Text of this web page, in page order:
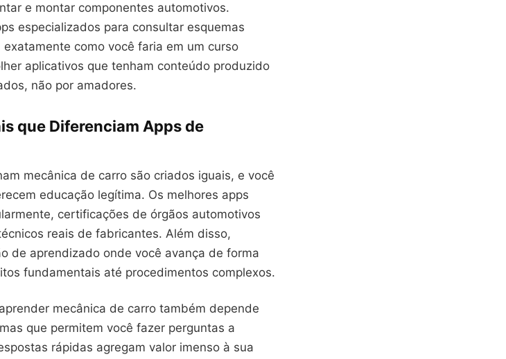
e montar componentes automotivos.
especializados para consultar esquemas
como você faria em um curso
aplicativos que tenham conteúdo produzido
não por amadores.
que Diferenciam Apps de
mecânica de carro são criados iguais, e você
educação legítima. Os melhores apps
certificações de órgãos automotivos
reais de fabricantes. Além disso,
de aprendizado onde você avança de forma
fundamentais até procedimentos complexos.
mecânica de carro também depende
que permitem você fazer perguntas a
rápidas agregam valor imenso à sua